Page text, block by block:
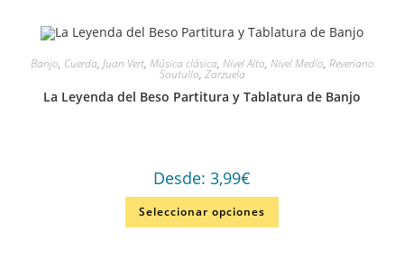
Banjo, Cuerda, Juan Vert, Música clásica, Nivel Alto, Nivel Medio, Reveriano
Soutullo, Zarzuela
La Leyenda del Beso Partitura y Tablatura de Banjo
Desde: 3,99€
Seleccionar opciones